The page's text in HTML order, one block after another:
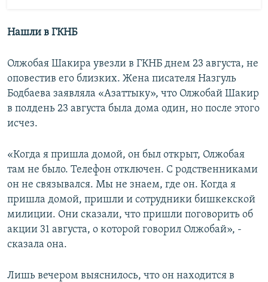
Нашли в ГКНБ
Олжобая Шакира увезли в ГКНБ днем 23 августа, не
оповестив его близких. Жена писателя Назгуль
Бодбаева заявляла «Азаттыку», что Олжобай Шакир
в полдень 23 августа была дома один, но после этого
исчез.
«Когда я пришла домой, он был открыт, Олжобая
там не было. Телефон отключен. С родственниками
он не связывался. Мы не знаем, где он. Когда я
пришла домой, пришли и сотрудники бишкекской
милиции. Они сказали, что пришли поговорить об
акции 31 августа, о которой говорил Олжобай», -
сказала она.
Лишь вечером выяснилось, что он находится в